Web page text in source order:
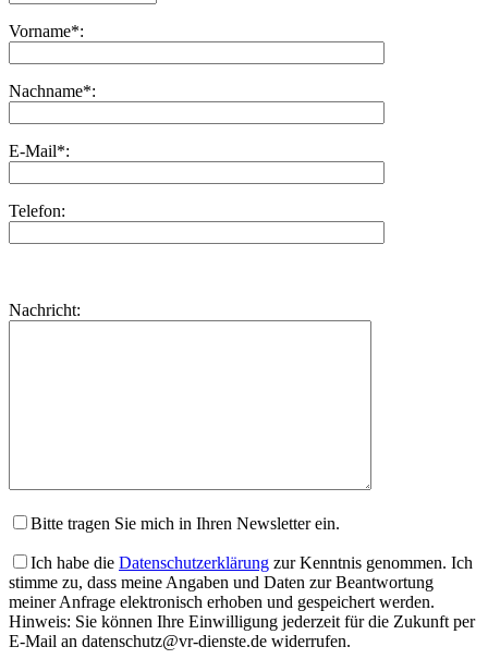
Vorname*:
Nachname*:
E-Mail*:
Telefon:
dieses
lasse
Nachricht:
Bitte tragen Sie mich in Ihren Newsletter ein.
Ich habe die Datenschutzerklärung zur Kenntnis genommen. Ich
stimme zu, dass meine Angaben und Daten zur Beantwortung
meiner Anfrage elektronisch erhoben und gespeichert werden.
Hinweis: Sie können Ihre Einwilligung jederzeit für die Zukunft per
E-Mail an datenschutz@vr-dienste.de widerrufen.